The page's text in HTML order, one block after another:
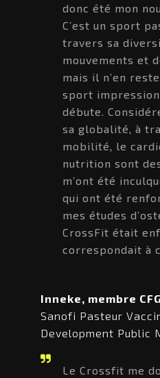
donc été mon
C’est un sport
travers sa
mouvements et
mais il n’en
sport
débute.
sa globalité, à
mobilité, le
nutrition sont
m’ont été
qui ont été
mes études
CrossFit était
correspondait à
Inneke, membre
Sanofi Pasteur
Development Public
Le Crossfit me